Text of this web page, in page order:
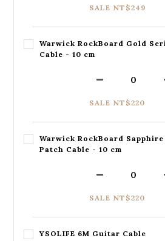
SALE NT$249
Warwick RockBoard Gold
Cable - 10 cm
SALE NT$220
Warwick RockBoard
Patch Cable - 10 cm
SALE NT$220
YSOLIFE 6M Guitar Cable